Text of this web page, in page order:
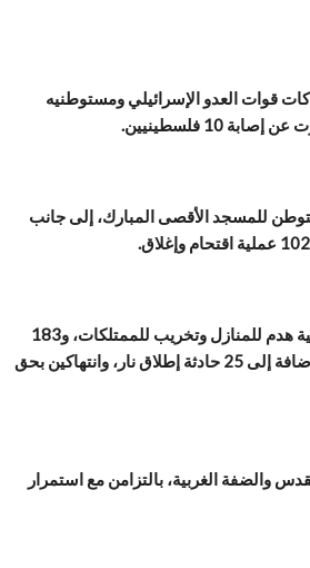
قوات العدو الإسرائيلي ومستوطنيه
في تقرير إحصائي أن الانتهاكات شملت اقتحام أكثر من 8900 مستوطن للمسجد الأقصى المبارك، إلى جانب
وأضاف التقرير أن الانتهاكات تضمنت 20 حالة تدنيس للمسجد الأقصى، و32 عملية هدم للمنازل وتخريب للممتلكات، و183
حالة تضييق عبر الحواجز العسكرية، و63 مداهمة للمنازل ومصادرة للممتلكات، إضافة إلى 25 حادثة إطلاق نار، وانتهاكين بحق
والضفة الغربية، بالتزامن مع استمرار